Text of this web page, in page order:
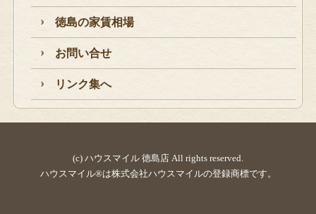
徳島の家賃相場
お問い合せ
リンク集へ
(c) ハウスマイル 徳島店 All rights reserved.
ハウスマイル®は株式会社ハウスマイルの登録商標です。